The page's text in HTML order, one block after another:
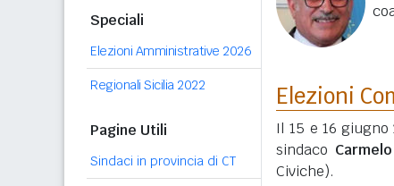
Speciali
Elezioni Amministrative 2026
Regionali Sicilia 2022
Pagine Utili
Sindaci in provincia di CT
Elezioni
Il 15 e 16
sindaco
Civiche).